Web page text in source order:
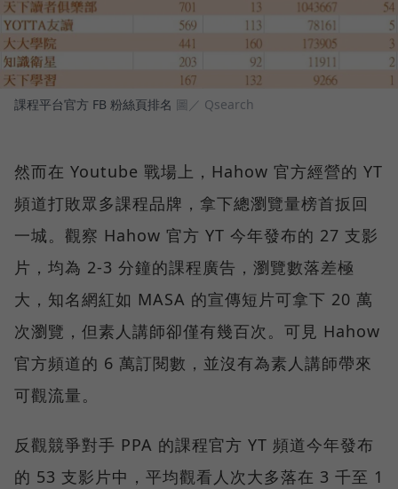
課程平台官方 FB 粉絲頁排名 圖／ Qsearch
然而在 Youtube 戰場上，Hahow 官方經營的 YT
頻道打敗眾多課程品牌，拿下總瀏覽量榜首扳回
一城。觀察 Hahow 官方 YT 今年發布的 27 支影
片，均為 2-3 分鐘的課程廣告，瀏覽數落差極
大，知名網紅如 MASA 的宣傳短片可拿下 20 萬
次瀏覽，但素人講師卻僅有幾百次。可見 Hahow
官方頻道的 6 萬訂閱數，並沒有為素人講師帶來
可觀流量。
反觀競爭對手 PPA 的課程官方 YT 頻道今年發布
的 53 支影片中，平均觀看人次大多落在 3 千至 1